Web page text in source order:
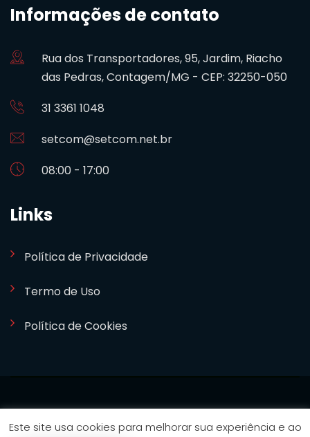
Informações de contato
Rua dos Transportadores, 95, Jardim, Riacho
das Pedras, Contagem/MG - CEP: 32250-050
31 3361 1048
setcom@setcom.net.br
08:00 - 17:00
Links
Política de Privacidade
Termo de Uso
Política de Cookies
Este site usa cookies para melhorar sua experiência e ao